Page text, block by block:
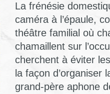
La frénésie
caméra à l’épaule,
théâtre familial où
chamaillent sur
cherchent à éviter
la façon d’organiser
grand-père aphone